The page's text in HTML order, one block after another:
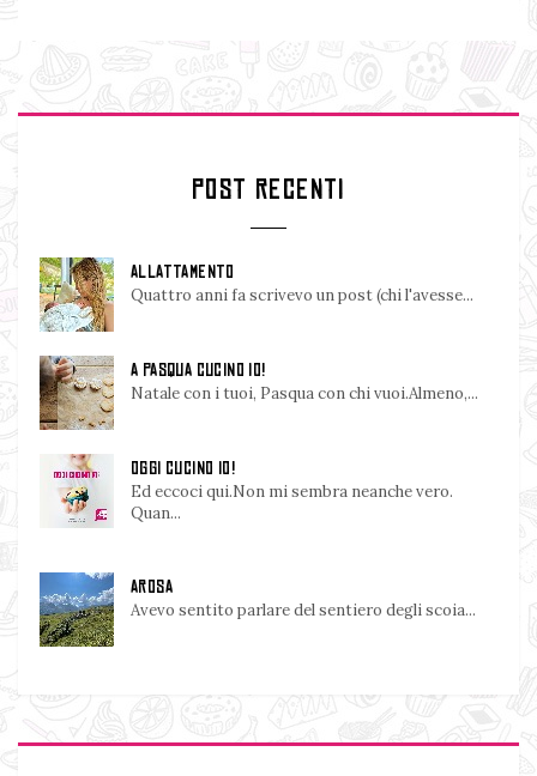
POST RECENTI
ALLATTAMENTO
Quattro anni fa scrivevo un post (chi l'avesse...
A PASQUA CUCINO IO!
Natale con i tuoi, Pasqua con chi vuoi.Almeno,...
OGGI CUCINO IO!
Ed eccoci qui.Non mi sembra neanche vero.
Quan...
AROSA
Avevo sentito parlare del sentiero degli scoia...